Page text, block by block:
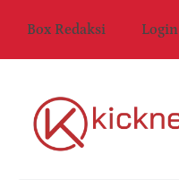
Box Redaksi Login